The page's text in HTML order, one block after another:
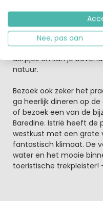
restaurantjes en
daarbij een topper.
Indien je de omgeving
allerlei mooie plekjes,
dorpjes en kun je
natuur.
Bezoek ook zeker het
ga heerlijk dineren op
of bezoek een van de
Baredine. Istrië heeft de
westkust met een grote
fantastisch klimaat. De
water en het mooie
toeristische trekpleister!
Nee, pas aan